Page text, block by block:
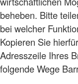
beheben. Bitte
bei welcher
Kopieren Sie
Adresszeile Ihres
folgende Wege